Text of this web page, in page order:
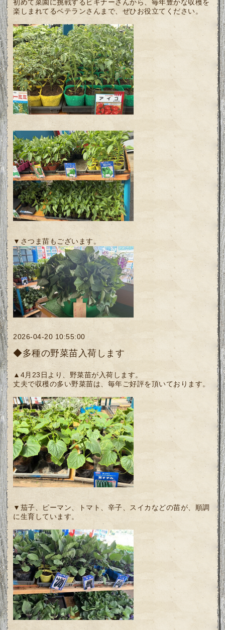
初めて菜園に挑戦するビギナーさんから、毎年豊かな収穫を
楽しまれてるベテランさんまで、ぜひお役立てください。
▼さつま苗もございます。
2026-04-20 10:55:00
◆多種の野菜苗入荷します
▲4月23日より、野菜苗が入荷します。
丈夫で収穫の多い野菜苗は、毎年ご好評を頂いております。
▼茄子、ピーマン、トマト、辛子、スイカなどの苗が、順調
に生育しています。